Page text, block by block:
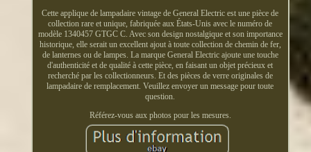
Cette applique de lampadaire vintage de General Electric est une pièce de
collection rare et unique, fabriquée aux États-Unis avec le numéro de
modèle 1340457 GTGC C. Avec son design nostalgique et son importance
historique, elle serait un excellent ajout à toute collection de chemin de fer,
de lanternes ou de lampes. La marque General Electric ajoute une touche
d'authenticité et de qualité à cette pièce, en faisant un objet précieux et
recherché par les collectionneurs. Et des pièces de verre originales de
lampadaire de remplacement. Veuillez envoyer un message pour toute
question.
Référez-vous aux photos pour les mesures.